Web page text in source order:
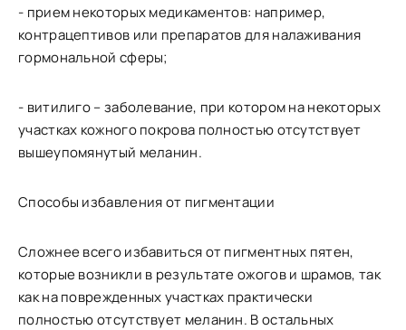
- прием некоторых медикаментов: например,
контрацептивов или препаратов для налаживания
гормональной сферы;
- витилиго – заболевание, при котором на некоторых
участках кожного покрова полностью отсутствует
вышеупомянутый меланин.
Способы избавления от пигментации
Сложнее всего избавиться от пигментных пятен,
которые возникли в результате ожогов и шрамов, так
как на поврежденных участках практически
полностью отсутствует меланин. В остальных